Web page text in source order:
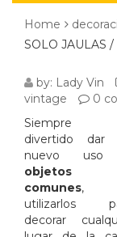
Home
SOLO JAULAS /
NO
SOLO
JAULAS
/
NOT
by: Lady Vin
vintage
0
Siempre
divertido dar
nuevo
objetos
comunes,
utilizarlos
decorar